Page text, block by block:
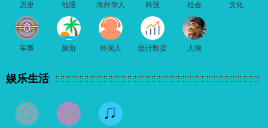
历史 地理 海外华人 科技 社会 文化
军事 旅游 外国人 统计数据 人物
娱乐生活